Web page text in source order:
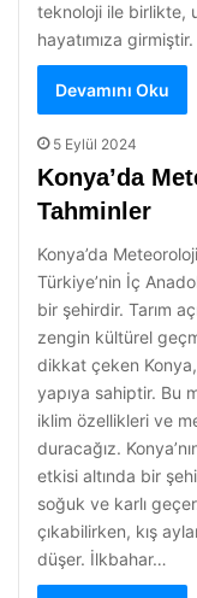
teknoloji ile birlikte,
hayatımıza girmiştir.
Devamını Oku
5 Eylül 2024
Konya’da
Tahminler
Konya’da
Türkiye’nin İç
bir şehirdir. Tarım
zengin kültürel
dikkat çeken
yapıya sahiptir. Bu
iklim özellikleri ve
duracağız.
etkisi altında bir
soğuk ve karlı
çıkabilirken, kış
düşer. İlkbahar…